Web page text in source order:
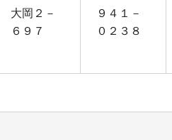
大岡２－
６９７
９４１－
０２３８